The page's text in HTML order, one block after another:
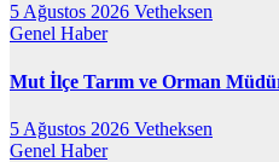
5 Ağustos 2026 Vetheksen
Genel Haber
Mut İlçe Tarım ve Orman
5 Ağustos 2026 Vetheksen
Genel Haber